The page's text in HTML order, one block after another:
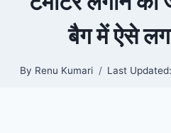
बैग में ऐसे
By Renu Kumari Last Updated: